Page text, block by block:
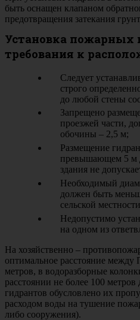
быть оснащен клапаном
предотвращения затекания
Установка пожарных
требования к
Следует
строго
до любой стены
Запрещено
проезжей части,
обочины – 2,5 м;
Размещение
превышающем 5 м
здания не
Необходимый
должен быть
сельской
Недопустимо
на одном из
На хозяйственно –
оптимальное расстояние
метров, в водоразборные
расстоянии не более 100
гидрантов обусловлено их
расходом воды на тушение
либо сооружения).